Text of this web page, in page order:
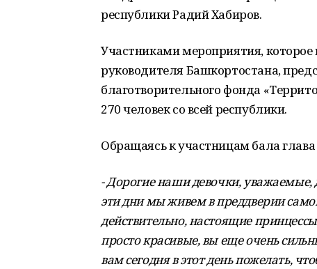
республики Радий Хабиров.
Участниками мероприятия,
руководителя Башкортостана,
благотворительного фонда
270 человек со всей республики.
Обращаясь к участницам бала глава
- Дорогие наши девочки,
эти дни мы живем в преддверии
действительно, настоящие
просто красивые, вы еще очень
вам сегодня в этот день пожелать,